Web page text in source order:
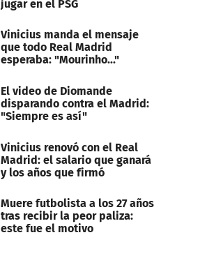
jugar en el PSG
Vinicius manda el mensaje
que todo Real Madrid
esperaba: "Mourinho..."
El video de Diomande
disparando contra el Madrid:
"Siempre es así"
Vinicius renovó con el Real
Madrid: el salario que ganará
y los años que firmó
Muere futbolista a los 27 años
tras recibir la peor paliza:
este fue el motivo